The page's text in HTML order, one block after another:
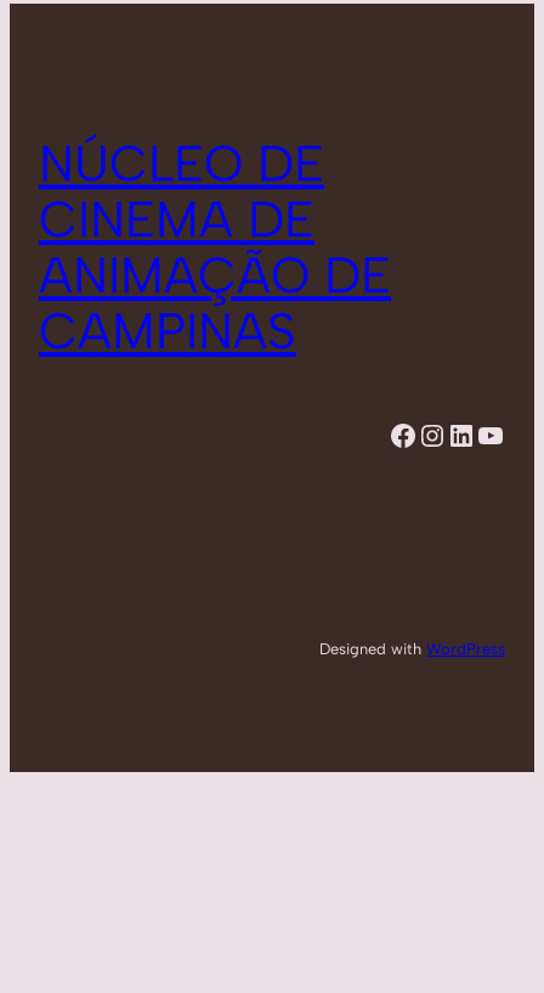
NÚCLEO DE
CINEMA DE
ANIMAÇÃO DE
CAMPINAS
Facebook Instagram LinkedIn YouTube
Designed with WordPress